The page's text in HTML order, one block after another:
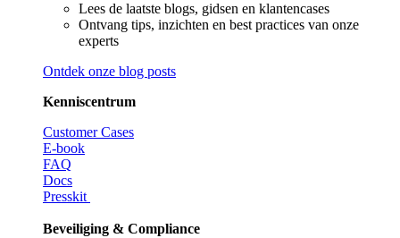
Lees de laatste blogs, gidsen en klantencases
Ontvang tips, inzichten en best practices van onze
experts
Ontdek onze blog posts
Kenniscentrum
Customer Cases
E-book
FAQ
Docs
Presskit
Beveiliging & Compliance